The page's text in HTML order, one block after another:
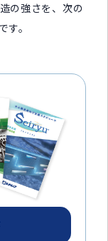
の強さを、次の
。